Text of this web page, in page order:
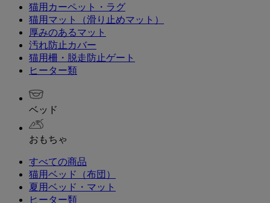
猫用カーペット・ラグ
猫用マット（滑り止めマット）
厚みのあるマット
汚れ防止カバー
猫用柵・脱走防止ゲート
ヒーター類
ベッド
おもちゃ
すべての商品
猫用ベッド（布団）
夏用ベッド・マット
ヒーター類